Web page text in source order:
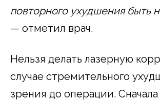
повторного ухудшения быть
— отметил врач.
Нельзя делать лазерную
случае стремительного
зрения до операции. Сначала